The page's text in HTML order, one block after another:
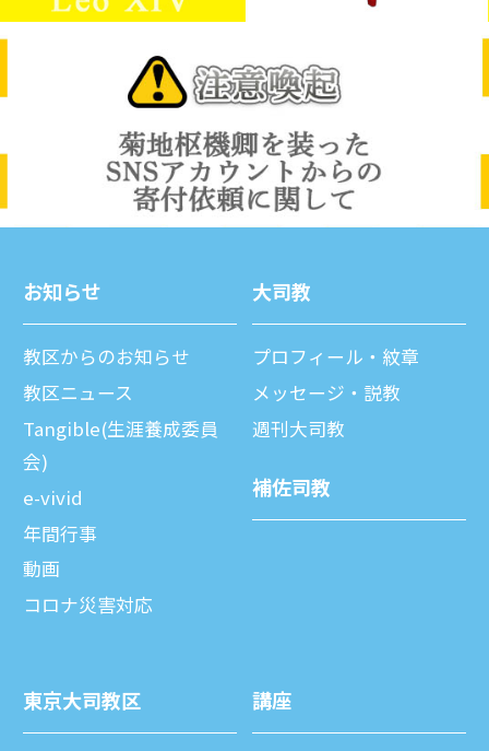
お知らせ
教区からのお知らせ
教区ニュース
Tangible(生涯養成委員
会)
e-vivid
年間⾏事
動画
コロナ災害対応
⼤司教
プロフィール・紋章
メッセージ・説教
週刊⼤司教
補佐司教
東京⼤司教区 講座